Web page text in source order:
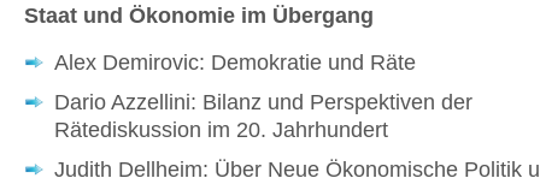
Staat und Ökonomie im Übergang
Alex Demirovic: Demokratie und Räte
Dario Azzellini: Bilanz und Perspektiven der
Rätediskussion im 20. Jahrhundert
Judith Dellheim: Über Neue Ökonomische Politik